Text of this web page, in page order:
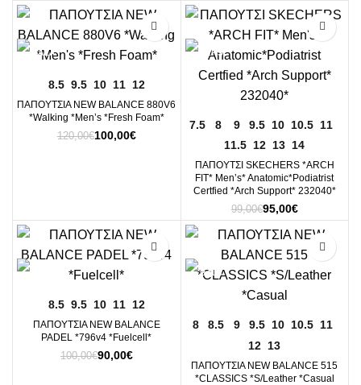
8.5 9.5 10 11 12
ΠΑΠΟΥΤΣΙΑ NEW BALANCE 880V6
*Walking *Men’s *Fresh Foam*
120,00€Original
100,00€Η
7.5 8 9 9.5 10 10.5 11
11.5 12 13 14
ΠΑΠΟΥΤΣΙ SKECHERS *ARCH
FIT* Men’s* Anatomic*Podiatrist
Certfied *Arch Support* 232040*
99,00€Original
price
was:
99,00€.
95,00€Η
τρέχουσα
τιμή
είναι:
8.5 9.5 10 11 12
ΠΑΠΟΥΤΣΙΑ NEW BALANCE
PADEL *796v4 *Fuelcell*
100,00€Original
90,00€Η
8 8.5 9 9.5 10 10.5 11
12 13
ΠΑΠΟΥΤΣΙΑ NEW BALANCE 515
*CLASSICS *S/Leather *Casual